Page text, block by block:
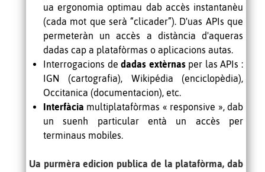
ua ergonomia optimau dab accès instantanèu
(cada mot que serà “clicader”). D'uas APIs que
permeteràn un accès a distància d'aqueras
dadas cap a platafòrmas o aplicacions autas.
Interrogacions de dadas extèrnas per las APIs :
IGN (cartografia), Wikipédia (enciclopèdia),
Occitanica (documentacion), etc.
Interfàcia multiplatafòrmas « responsive », dab
un suenh particular entà un accès per
terminaus mobiles.
Ua purmèra edicion publica de la platafòrma, dab